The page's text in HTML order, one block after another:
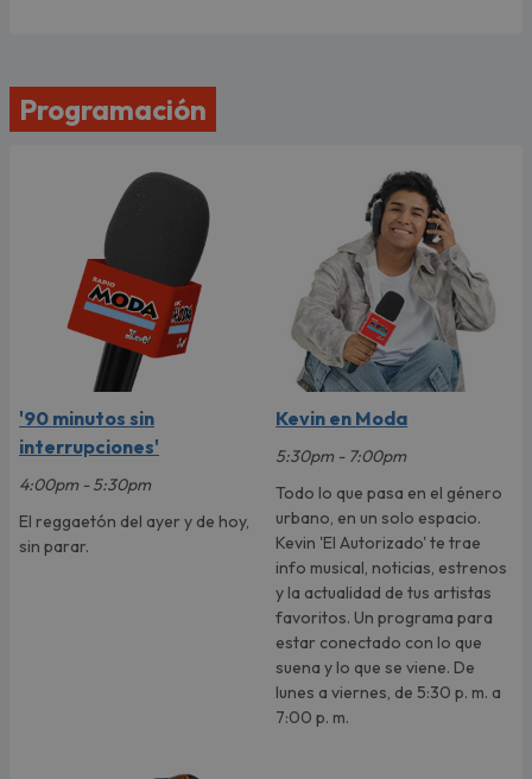
Programación
'90 minutos sin
interrupciones'
4:00pm - 5:30pm
El reggaetón del ayer y de hoy,
sin parar.
Kevin en Moda
5:30pm - 7:00pm
Todo lo que pasa en el género
urbano, en un solo espacio.
Kevin 'El Autorizado' te trae
info musical, noticias, estrenos
y la actualidad de tus artistas
favoritos. Un programa para
estar conectado con lo que
suena y lo que se viene. De
lunes a viernes, de 5:30 p. m. a
7:00 p. m.